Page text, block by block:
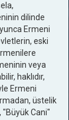
dilinde
Ermeni
eski
veya
haklıdır,
Ermeni
üstelik
"Büyük Cani"